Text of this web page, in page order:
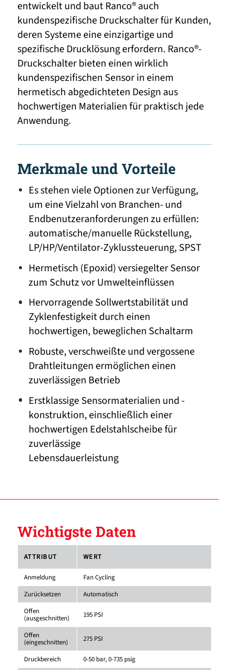
entwickelt und baut Ranco® auch
kundenspezifische Druckschalter für Kunden,
deren Systeme eine einzigartige und
spezifische Drucklösung erfordern. Ranco®-
Druckschalter bieten einen wirklich
kundenspezifischen Sensor in einem
hermetisch abgedichteten Design aus
hochwertigen Materialien für praktisch jede
Anwendung.
Merkmale und Vorteile
Es stehen viele Optionen zur Verfügung,
um eine Vielzahl von Branchen- und
Endbenutzeranforderungen zu erfüllen:
automatische/manuelle Rückstellung,
LP/HP/Ventilator-Zyklussteuerung, SPST
Hermetisch (Epoxid) versiegelter Sensor
zum Schutz vor Umwelteinflüssen
Hervorragende Sollwertstabilität und
Zyklenfestigkeit durch einen
hochwertigen, beweglichen Schaltarm
Robuste, verschweißte und vergossene
Drahtleitungen ermöglichen einen
zuverlässigen Betrieb
Erstklassige Sensormaterialien und -
konstruktion, einschließlich einer
hochwertigen Edelstahlscheibe für
zuverlässige
Lebensdauerleistung
Wichtigste Daten
ATTRIBUT WERT
Anmeldung
Fan Cycling
Zurücksetzen
Automatisch
Offen
(ausgeschnitten) 195 PSI
Offen
(eingeschnitten) 275 PSI
Druckbereich 0-50 bar, 0-735 psig